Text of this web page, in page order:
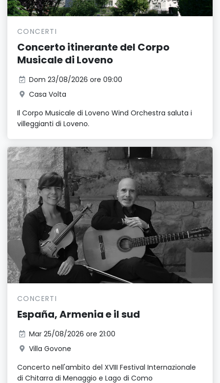
CONCERTI
Concerto itinerante del Corpo
Musicale di Loveno
Dom 23/08/2026 ore 09:00
Casa Volta
Il Corpo Musicale di Loveno Wind Orchestra saluta i
villeggianti di Loveno.
CONCERTI
España, Armenia e il sud
Mar 25/08/2026 ore 21:00
Villa Govone
Concerto nell'ambito del XVIII Festival Internazionale
di Chitarra di Menaggio e Lago di Como